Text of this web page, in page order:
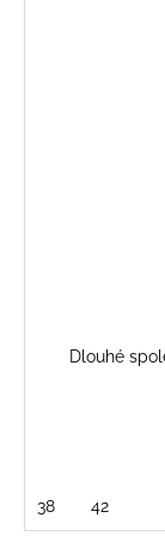
Dlouhé
38 42